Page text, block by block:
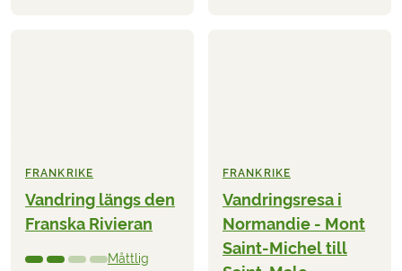
FRANKRIKE
Vandring längs den
Franska Rivieran
Måttlig
FRANKRIKE
Vandringsresa i
Normandie - Mont
Saint-Michel till